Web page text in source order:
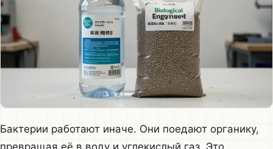
Бактерии работают иначе. Они поедают органику,